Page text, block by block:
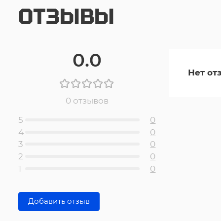
ОТЗЫВЫ
0.0
0 отзывов
5
0
4
0
3
0
2
0
1
0
Добавить отзыв
Нет